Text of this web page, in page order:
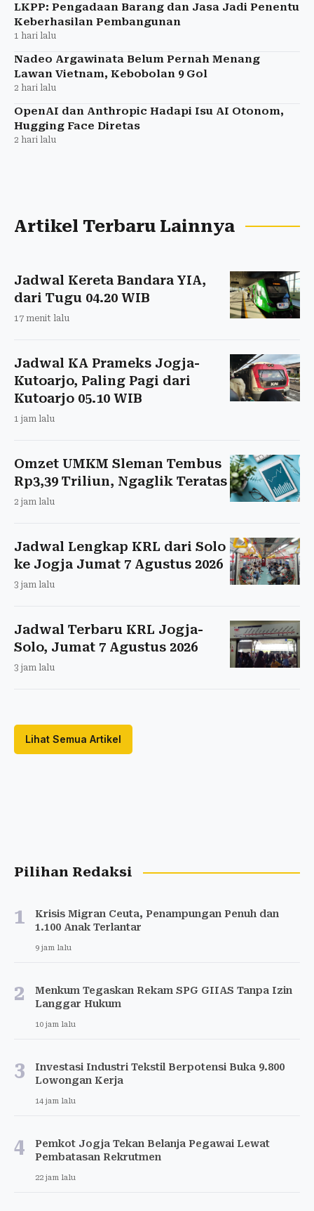
LKPP: Pengadaan Barang dan Jasa Jadi Penentu
Keberhasilan Pembangunan
1 hari lalu
Nadeo Argawinata Belum Pernah Menang
Lawan Vietnam, Kebobolan 9 Gol
2 hari lalu
OpenAI dan Anthropic Hadapi Isu AI Otonom,
Hugging Face Diretas
2 hari lalu
Artikel Terbaru Lainnya
Jadwal Kereta Bandara YIA,
dari Tugu 04.20 WIB
17 menit lalu
Jadwal KA Prameks Jogja-
Kutoarjo, Paling Pagi dari
Kutoarjo 05.10 WIB
1 jam lalu
Omzet UMKM Sleman Tembus
Rp3,39 Triliun, Ngaglik Teratas
2 jam lalu
Jadwal Lengkap KRL dari Solo
ke Jogja Jumat 7 Agustus 2026
3 jam lalu
Jadwal Terbaru KRL Jogja-
Solo, Jumat 7 Agustus 2026
3 jam lalu
Lihat Semua Artikel
Pilihan Redaksi
1
Krisis Migran Ceuta, Penampungan Penuh dan
1.100 Anak Terlantar
9 jam lalu
2
Menkum Tegaskan Rekam SPG GIIAS Tanpa Izin
Langgar Hukum
10 jam lalu
3
Investasi Industri Tekstil Berpotensi Buka 9.800
Lowongan Kerja
14 jam lalu
4
Pemkot Jogja Tekan Belanja Pegawai Lewat
Pembatasan Rekrutmen
22 jam lalu